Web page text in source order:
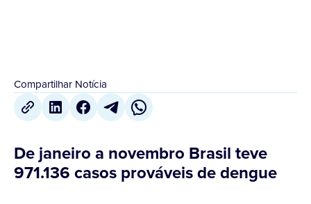
Compartilhar Notícia
De janeiro a novembro Brasil teve
971.136 casos prováveis de dengue